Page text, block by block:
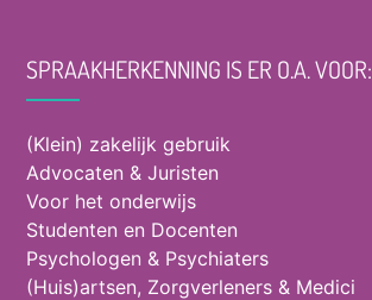
SPRAAKHERKENNING IS ER O.A. VOOR:
(Klein) zakelijk gebruik
Advocaten & Juristen
Voor het onderwijs
Studenten en Docenten
Psychologen & Psychiaters
(Huis)artsen, Zorgverleners & Medici